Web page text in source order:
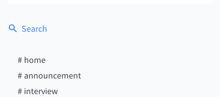
Search
# home
# announcement
# interview